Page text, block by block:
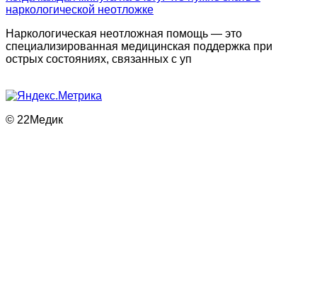
наркологической неотложке
Наркологическая неотложная помощь — это
специализированная медицинская поддержка при
острых состояниях, связанных с уп
© 22Медик